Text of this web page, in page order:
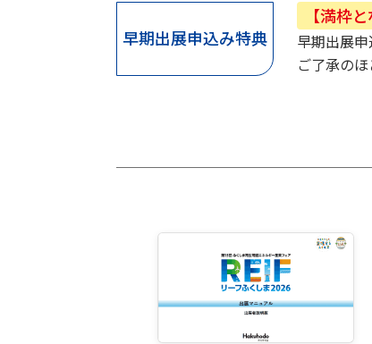
早期出展申込み特典
【満枠
早期出展
ご了承のほ